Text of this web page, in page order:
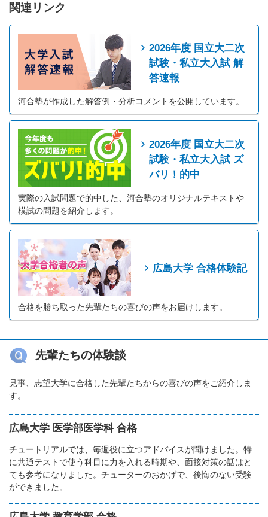
関連リンク
2026年度 国立大二次
試験・私立大入試 解
答速報
河合塾が作成した解答例・分析コメントを公開しています。
2026年度 国立大二次
試験・私立大入試 ズ
バリ！的中
実際の入試問題で的中した、河合塾のオリジナルテキストや
模試の問題を紹介します。
広島大学 合格体験記
合格を勝ち取った先輩たちの喜びの声をお届けします。
先輩たちの体験談
見事、志望大学に合格した先輩たちからの喜びの声をご紹介しま
す。
広島大学 医学部医学科 合格
チュートリアルでは、毎週役に立つアドバイスが聞けました。特
に共通テストで使う科目に力を入れる時期や、面接対策の話はと
ても参考になりました。チューターのおかげで、後悔のない受験
ができました。